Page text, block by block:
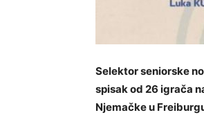
Selektor seniorske
spisak od 26 igrača
Njemačke u